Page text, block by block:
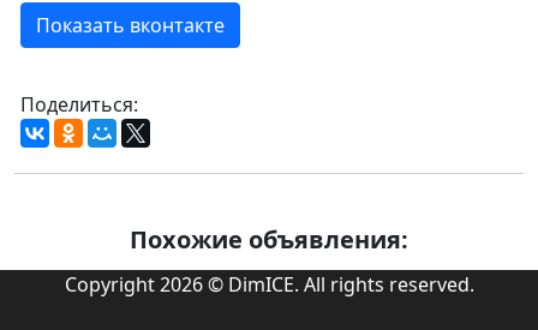
Показать вконтакте
Поделиться:
Похожие объявления:
Copyright 2026 © DimICE. All rights reserved.